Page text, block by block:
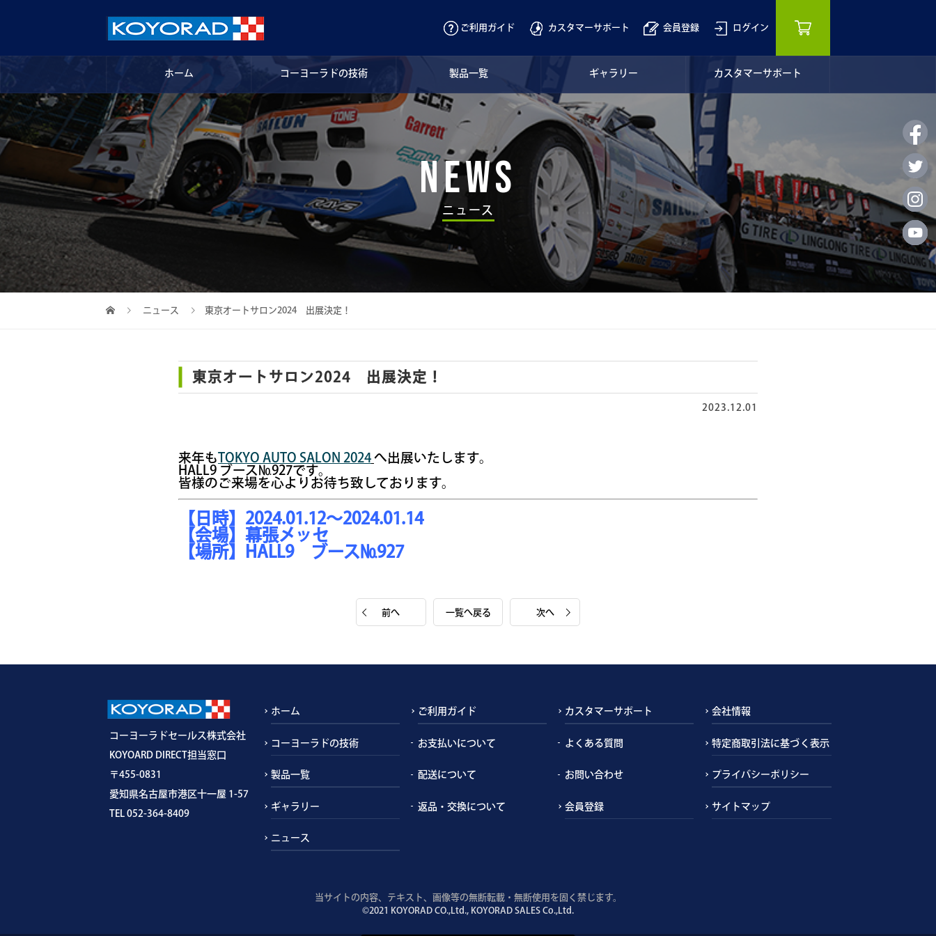
ご利用ガイド カスタマーサポート 会員登録 ログイン
ホーム コーヨーラドの技術 製品一覧 ギャラリー カスタマーサポート
News
ニュース
ニュース 東京オートサロン2024 出展決定！
東京オートサロン2024 出展決定！
2023.12.01
来年も TOKYO AUTO SALON 2024 へ出展いたします。
HALL9 ブース№927です。
皆様のご来場を心よりお待ち致しております。
【日時】2024.01.12～2024.01.14
【会場】幕張メッセ
【場所】HALL9 ブース№927
前へ 一覧へ戻る 次へ
コーヨーラドセールス株式会社
KOYOARD DIRECT担当窓口
〒455-0831
愛知県名古屋市港区十一屋 1-57
TEL 052-364-8409
ホーム
コーヨーラドの技術
製品一覧
ギャラリー
ニュース
ご利用ガイド
お支払いについて
配送について
返品・交換について
カスタマーサポート
よくある質問
お問い合わせ
会員登録
会社情報
特定商取引法に基づく表示
プライバシーポリシー
サイトマップ
当サイトの内容、テキスト、画像等の無断転載・無断使用を固く禁じます。
©2021 KOYORAD CO.,Ltd., KOYORAD SALES Co.,Ltd.